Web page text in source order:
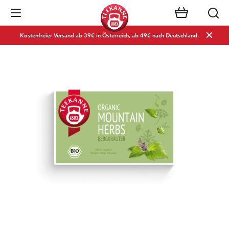
Navigation öffnen
Kostenfreier Versand ab 39€ in Österreich, ab 49€ nach Deutschland.